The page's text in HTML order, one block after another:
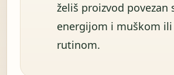
želiš proizvod povezan
energijom i muškom ili
rutinom.